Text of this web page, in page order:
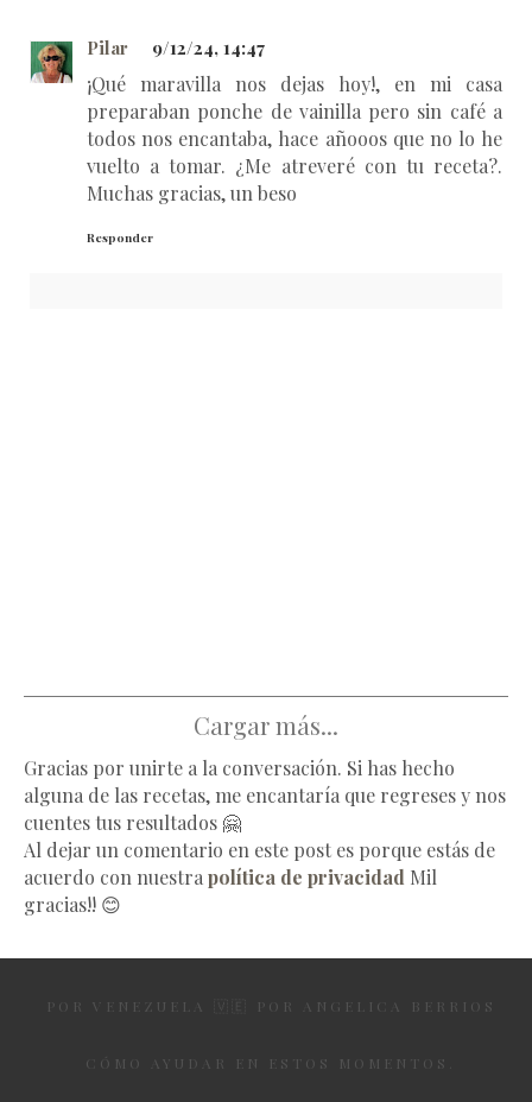
Pilar 9/12/24, 14:47
¡Qué maravilla nos dejas hoy!, en mi casa
preparaban ponche de vainilla pero sin café a
todos nos encantaba, hace añooos que no lo he
vuelto a tomar. ¿Me atreveré con tu receta?.
Muchas gracias, un beso
Responder
Cargar más...
Gracias por unirte a la conversación. Si has hecho
alguna de las recetas, me encantaría que regreses y nos
cuentes tus resultados 🤗
Al dejar un comentario en este post es porque estás de
acuerdo con nuestrapolítica de privacidad Mil
gracias!! 😊
POR VENEZUELA 🇻🇪 POR ANGELICA BERRIOS
CÓMO AYUDAR EN ESTOS MOMENTOS.